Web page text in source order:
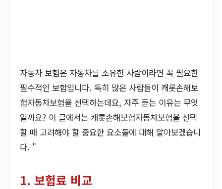
자동차 보험은 자동차를 소유한 사람이라면 꼭 필요한
필수적인 보험입니다. 특히 많은 사람들이 캐롯손해보
험자동차보험을 선택하는데요, 자주 듣는 이유는 무엇
일까요? 이 글에서는 캐롯손해보험자동차보험을 선택
할 때 고려해야 할 중요한 요소들에 대해 알아보겠습니
다. "
1. 보험료 비교